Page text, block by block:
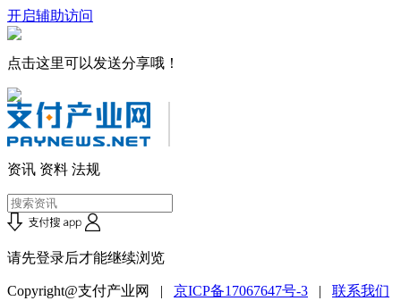
开启辅助访问
点击这里可以发送分享哦！
资讯 资料 法规
请先登录后才能继续浏览
Copyright@支付产业网 | 京ICP备17067647号-3 | 联系我们